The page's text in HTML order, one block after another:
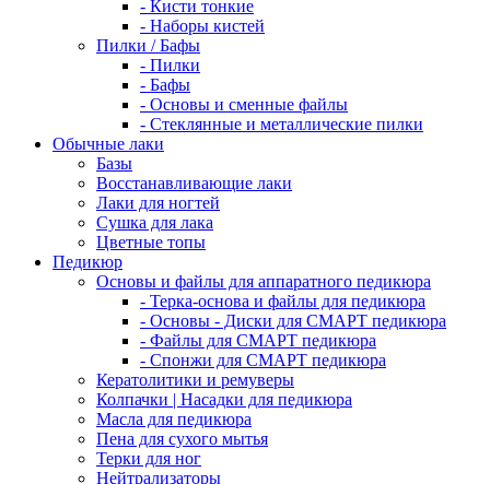
- Кисти тонкие
- Наборы кистей
Пилки / Бафы
- Пилки
- Бафы
- Основы и сменные файлы
- Стеклянные и металлические пилки
Обычные лаки
Базы
Восстанавливающие лаки
Лаки для ногтей
Сушка для лака
Цветные топы
Педикюр
Основы и файлы для аппаратного педикюра
- Терка-основа и файлы для педикюра
- Основы - Диски для СМАРТ педикюра
- Файлы для СМАРТ педикюра
- Спонжи для СМАРТ педикюра
Кератолитики и ремуверы
Колпачки | Насадки для педикюра
Масла для педикюра
Пена для сухого мытья
Терки для ног
Нейтрализаторы